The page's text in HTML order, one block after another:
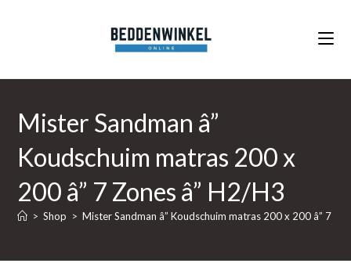
Mister Sandman â”
Koudschuim matras 200 x
200 â” 7 Zones â” H2/H3
> Shop > Mister Sandman â” Koudschuim matras 200 x 200 â” 7